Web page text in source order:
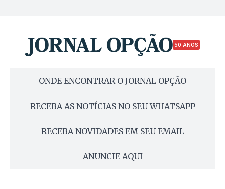
50 ANOS
ONDE ENCONTRAR O JORNAL OPÇÃO
RECEBA AS NOTÍCIAS NO SEU WHATSAPP
RECEBA NOVIDADES EM SEU EMAIL
ANUNCIE AQUI